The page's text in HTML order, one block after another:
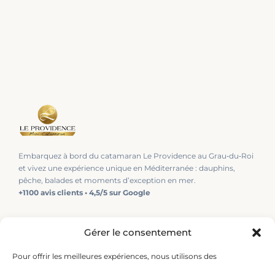
Gérer le consentement
Pour offrir les meilleures expériences, nous utilisons des
Embarquez à bord du catamaran Le Providence au Grau‑du‑Roi
et vivez une expérience unique en Méditerranée : dauphins,
pêche, balades et moments d’exception en mer.
+1100 avis clients • 4,5/5 sur Google
Le Grand Dauphin